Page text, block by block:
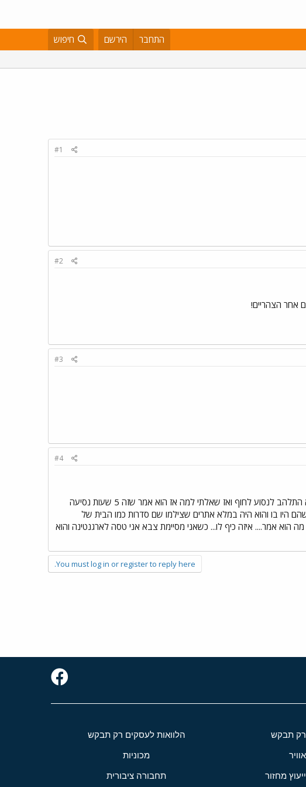
התחבר הירשם חיפוש
#1
#2
#3
#4
הם בחופשה ^^ ידיד שלי מארגנטינה בדיוק נסע לחופשה בחוף ל3 שבועות איזה מוזר זה הוא נורא התלהב לנסוע לחוף ואז שאלתי למה אז הוא אמר שזה 5 שעות נסיעה
אחד שהם היו בו והוא היה במלא אתרים שצילמו שם סדרות כמו הבית של
בהמורה פרנקו וגם עוד מקום מקיץ 98 אבל אני לא זוכרת מה הוא אמר.... איזה כיף לו... כשאני מסיימת צבא אני טסה לארגנטינה והוא
You must log in or register to reply here.
רק תבקש הלוואות לעסקים רק תבקש
מכוניות
מחזור תחבורה ציבורית